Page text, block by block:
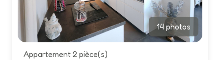
14 photos
Appartement 2 pièce(s)